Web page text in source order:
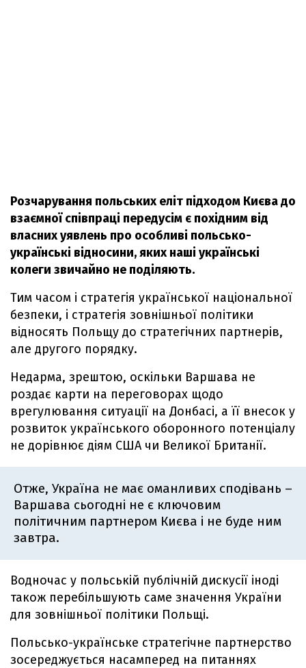
Розчарування польських еліт підходом Києва до
взаємної співпраці передусім є похідним від
власних уявлень про особливі польсько-
українські відносини, яких наші українські
колеги звичайно не поділяють.
Тим часом і стратегія української національної
безпеки, i стратегія зовнішньої політики
відносять Польщу до стратегічних партнерів,
але другого порядку.
Недарма, зрештою, оскільки Варшава не
роздає карти на переговорах щодо
врегулювання ситуації на Донбасі, а її внесок у
розвиток українського оборонного потенціалу
не дорівнює діям США чи Великої Британії.
Отже, Україна не має оманливих сподівань –
Варшава сьогодні не є ключовим
політичним партнером Києва і не буде ним
завтра.
Водночас у польській публічній дискусії іноді
також перебільшують саме значення України
для зовнішньої політики Польщі.
Польсько-українське стратегічне партнерство
зосереджується насамперед на питаннях